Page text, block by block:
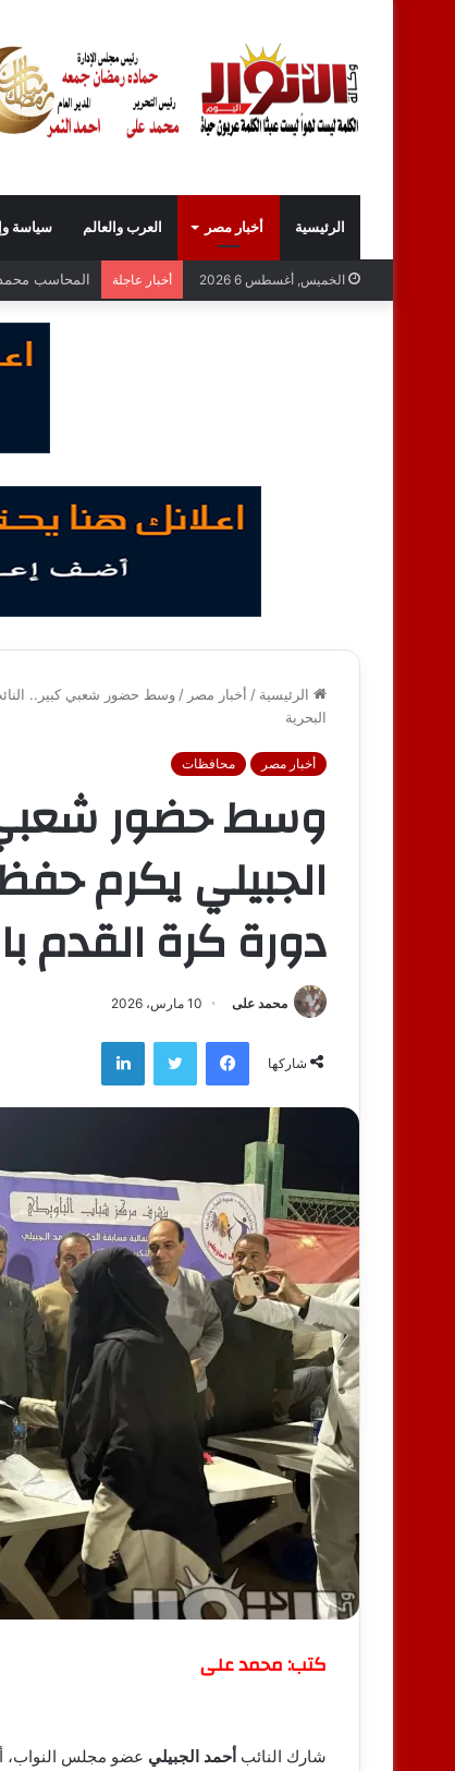
الرئيسية أخبار مصر العرب والعالم سياسة
الخميس, أغسطس 6 2026 أخبار عاجلة المحاسب محمد
الرئيسية / أخبار مصر / وسط حضور شعبي كبير..
البحرية
أخبار مصر محافظات
وسط حضور شعبي
الجبيلي يكرم
دورة كرة القدم
محمد على 10 مارس، 2026
شاركها
فيسبوك تويتر لينكدإن
كتب: محمد على
شارك النائب أحمد الجبيلي عضو مجلس النواب،